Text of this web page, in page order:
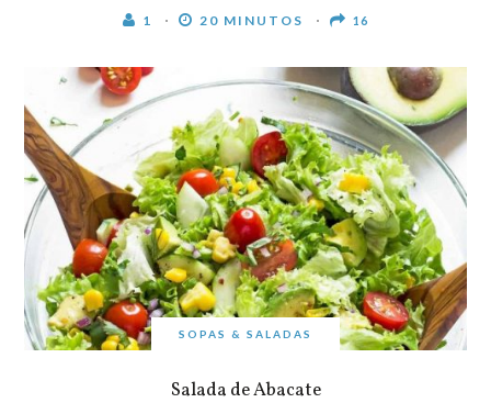
1 20 MINUTOS 16
SOPAS & SALADAS
Salada de Abacate